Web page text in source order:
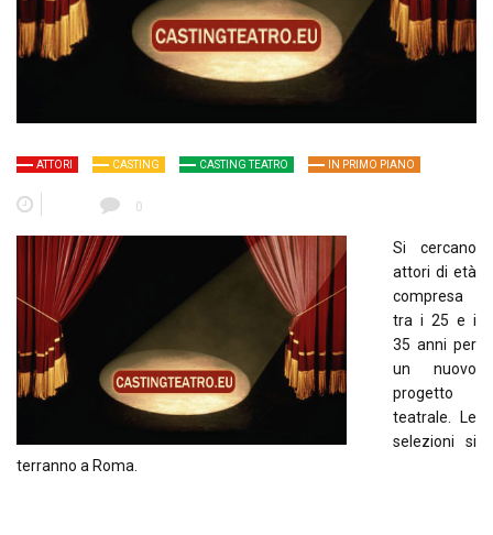
ATTORI CASTING CASTING TEATRO IN PRIMO PIANO
0
Si cercano
attori di età
compresa
tra i 25 e i
35 anni per
un nuovo
progetto
teatrale. Le
selezioni si
terranno a Roma.